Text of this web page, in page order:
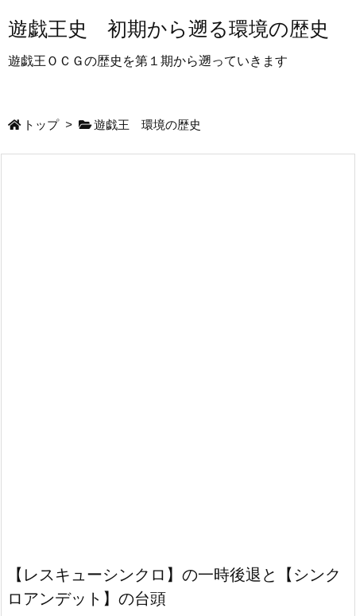
遊戯王史 初期から遡る環境の歴史
遊戯王ＯＣＧの歴史を第１期から遡っていきます
トップ > 遊戯王 環境の歴史
【レスキューシンクロ】の一時後退と【シンク
ロアンデット】の台頭